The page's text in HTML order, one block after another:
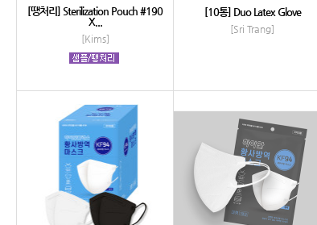
[땡처리] Sterilization Pouch #190
X...
[Kims]
[10통] Duo Latex Glove
[Sri Trang]